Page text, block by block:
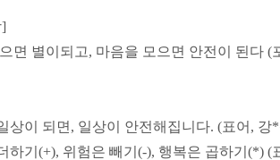
면 별이되고, 마음을 모으면 안전이 된다 (
상이 되면, 일상이 안전해집니다. (표어, 강
하기(+), 위험은 빼기(-), 행복은 곱하기(*) (